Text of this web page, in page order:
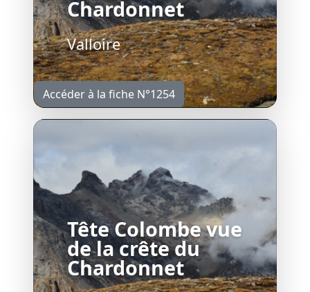
Chardonnet
Valloire
Accéder à la fiche N°1254
Tête Colombe vue
de la crête du
Chardonnet